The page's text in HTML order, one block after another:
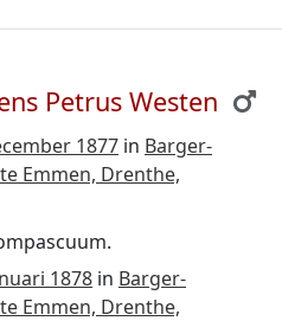
Petrus Westen
1877 in Barger-
Emmen, Drenthe,
1878 in Barger-
Emmen, Drenthe,